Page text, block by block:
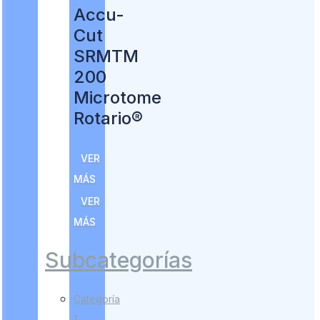
Accu-
Cut
SRMTM
200
Microtome
Rotario®
VER
MÁS
VER
MÁS
Subcategorías
Categoría